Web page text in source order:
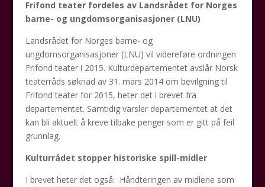
Frifond teater fordeles av Landsrådet for Norges
barne- og ungdomsorganisasjoner (LNU)
Landsrådet for Norges barne- og
ungdomsorganisasjoner (LNU) vil videreføre ordningen
Frifond teater i 2015. Kulturdepartementet avslår Norsk
teaterråds søknad av 31. mars 2014 om bevilgning til
Frifond teater for 2015, heter det i brevet fra
departementet. Samtidig varsler departementet at det
kan bli aktuelt å kreve tilbake penger som er gitt på feil
grunnlag.
Kulturrådet stopper historiske spill-midler
I brevet heter det også: Håndteringen av midlene som